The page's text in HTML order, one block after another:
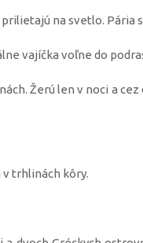
na svetlo. Pária
vajíčka voľne do
Žerú len v noci a
trhlinách kôry.